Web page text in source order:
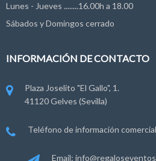
Lunes - Jueves ........16.00h a 18.00
Sábados y Domingos cerrado
INFORMACIÓN DE CONTACTO
Plaza Joselito "El Gallo", 1.
41120 Gelves (Sevilla)
Teléfono de información
Email: